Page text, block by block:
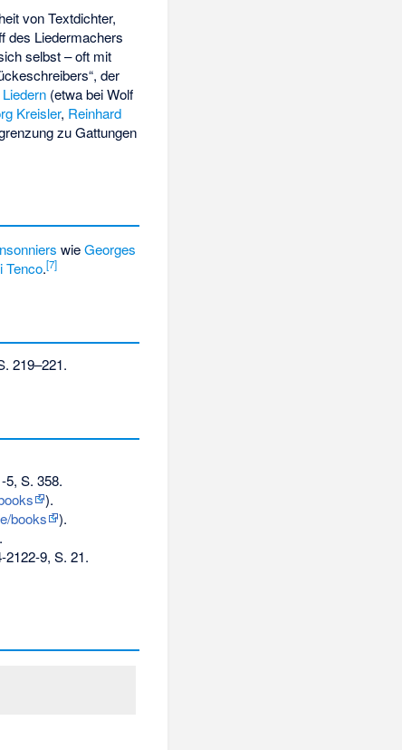
von Textdichter,
des Liedermachers
selbst – oft mit
der
(etwa bei Wolf
Kreisler, Reinhard
zu Gattungen
wieGeorges
Tenco.[7]
219–221.
5, S. 358.
).
books
).
2122-9, S. 21.